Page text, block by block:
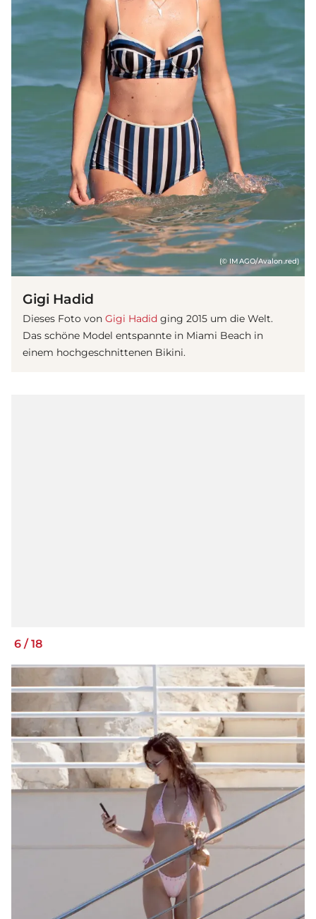
(© IMAGO/Avalon.red)
Gigi Hadid
Dieses Foto von Gigi Hadid ging 2015 um die Welt.
Das schöne Model entspannte in Miami Beach in
einem hochgeschnittenen Bikini.
6 /18